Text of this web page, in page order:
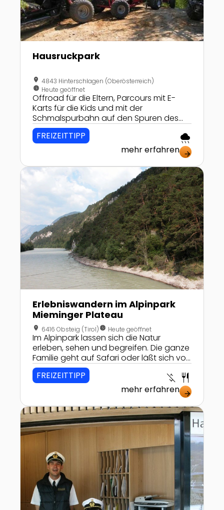
Hausruckpark
location_on 4843 Hinterschlagen (Oberösterreich)
nest_clock_farsight_analog Heute geöffnet
Offroad für die Eltern, Parcours mit E-
Karts für die Kids und mit der
Schmalspurbahn auf den Spuren des
Bergbaus.
FREIZEITTIPP rainy
mehr erfahren arrow_forward
Zur Detailseite von Erlebniswandern im Alpinpark
Erlebniswandern im Alpinpark
Mieminger Plateau
location_on 6416 Obsteig (Tirol)nest_clock_farsight_analog Heute geöffnet
Im Alpinpark lassen sich die Natur
erleben, sehen und begreifen. Die ganze
Familie geht auf Safari oder läßt sich von
der Natur auf den interessanten
Themenwanderwegen verzaubern!
FREIZEITTIPP money_off restaurant
mehr erfahren arrow_forward
Zur Detailseite von Bodensee-Schifffahrt